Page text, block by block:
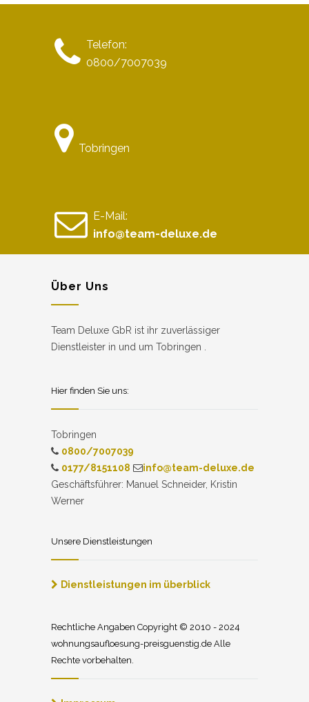
Telefon:
0800/7007039
Tobringen
E-Mail:
info@team-deluxe.de
Über Uns
Team Deluxe GbR ist ihr zuverlässiger
Dienstleister in und um Tobringen .
Hier finden Sie uns:
Tobringen
0800/7007039
0177/8151108
info@team-deluxe.de
Geschäftsführer: Manuel Schneider, Kristin
Werner
Unsere Dienstleistungen
Dienstleistungen im überblick
Rechtliche Angaben Copyright © 2010 - 2024
wohnungsaufloesung-preisguenstig.de Alle
Rechte vorbehalten.